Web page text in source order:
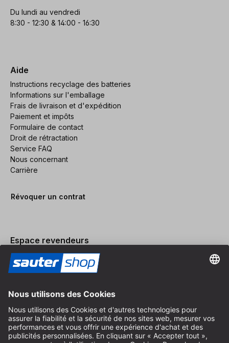
Du lundi au vendredi
8:30 - 12:30 & 14:00 - 16:30
Aide
Instructions recyclage des batteries
Informations sur l'emballage
Frais de livraison et d'expédition
Paiement et impôts
Formulaire de contact
Droit de rétractation
Service FAQ
Nous concernant
Carrière
Révoquer un contrat
Espace revendeurs
Devenir revendeur
Mentions légales
Conditions Générales